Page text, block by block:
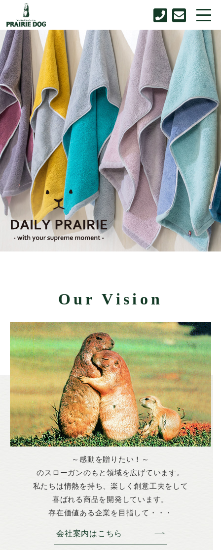
Our Vision
～感動を贈りたい！～
のスローガンのもと領域を広げています。
私たちは情熱を持ち、楽しく創意工夫をして
喜ばれる商品を開発しています。
存在価値ある企業を目指して・・・
会社案内はこちら